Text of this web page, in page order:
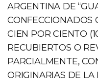
ARGENTINA DE
CONFECCIONADOS
CIEN POR CIENTO
RECUBIERTOS O
PARCIALMENTE,
ORIGINARIAS DE